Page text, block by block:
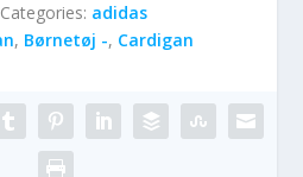
Categories: adidas
, Børnetøj -, Cardigan